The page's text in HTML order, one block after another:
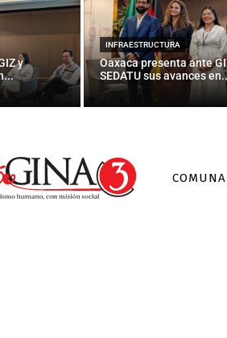
y
INFRAESTRUCTURA
Oaxaca presenta ante
SEDATU sus avances
El